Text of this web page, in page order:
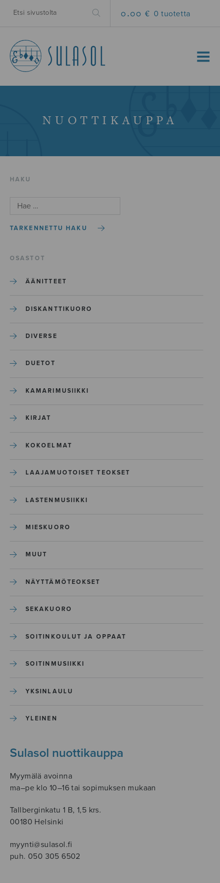
0.00 € 0 tuotetta
MENU
NUOTTIKAUPPA
HAKU
TARKENNETTU HAKU
OSASTOT
ÄÄNITTEET
DISKANTTIKUORO
DIVERSE
DUETOT
KAMARIMUSIIKKI
KIRJAT
KOKOELMAT
LAAJAMUOTOISET TEOKSET
LASTENMUSIIKKI
MIESKUORO
MUUT
NÄYTTÄMÖTEOKSET
SEKAKUORO
SOITINKOULUT JA OPPAAT
SOITINMUSIIKKI
YKSINLAULU
YLEINEN
Sulasol nuottikauppa
Myymälä avoinna
ma–pe klo 10–16 tai sopimuksen mukaan
Tallberginkatu 1 B, 1,5 krs.
00180 Helsinki
myynti@sulasol.fi
puh. 050 305 6502